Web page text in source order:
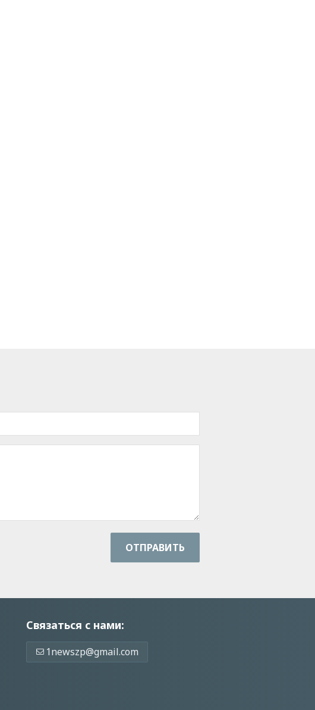
ОТПРАВИТЬ
Связаться с нами:
1newszp@gmail.com